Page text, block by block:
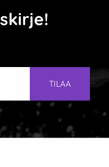
TILAA